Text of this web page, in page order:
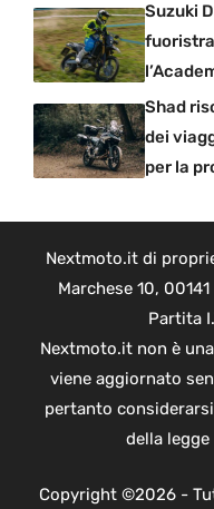
Suzuki
Shad
dei
per la
Nextmoto.it di
Marchese 10,
Partita
Nextmoto.it non è
viene aggiornato
pertanto
della
Copyright ©2026 -